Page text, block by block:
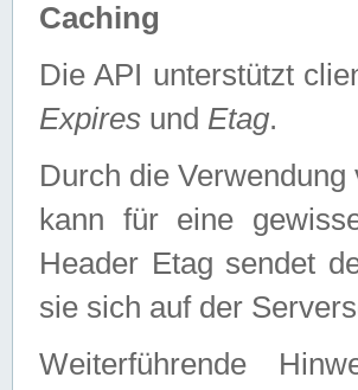
Caching
Die API unterstützt
Expires und Etag.
Durch die
kann für eine
Header Etag sendet
sie sich auf der
Weiterführende